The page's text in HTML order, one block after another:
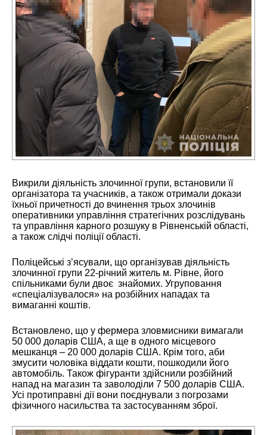
Викрили діяльність злочинної групи, встановили її
організатора та учасників, а також отримали докази
їхньої причетності до вчинення трьох злочинів
оперативники управління стратегічних розслідувань
та управління карного розшуку в Рівненській області,
а також слідчі поліції області.
Поліцейські з’ясували, що організував діяльність
злочинної групи 22-річний житель м. Рівне, його
спільниками були двоє знайомих. Угруповання
«спеціалізувалося» на розбійних нападах та
вимаганні коштів.
Встановлено, що у фермера зловмисники вимагали
50 000 доларів США, а ще в одного місцевого
мешканця – 20 000 доларів США. Крім того, аби
змусити чоловіка віддати кошти, пошкодили його
автомобіль. Також фігуранти здійснили розбійний
напад на магазин та заволоділи 7 500 доларів США.
Усі протиправні дії вони поєднували з погрозами
фізичного насильства та застосуванням зброї.